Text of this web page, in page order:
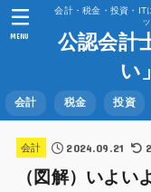
会計・税金・投資・IT
公認会計
い
会計 税金 投資
MENU
会計 2024.09.21
（図解）いよい